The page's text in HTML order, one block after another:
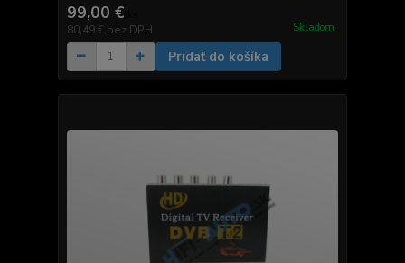
99,00 €
80,49 € bez DPH Skladom
Pridať do košíka